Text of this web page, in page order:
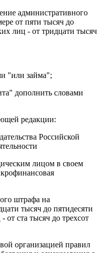
административного
от пяти тысяч до
лиц - от тридцати тысяч
"или займа";
дополнить словами
редакции:
Российской
лицом в своем
штрафа на
тысяч до пятидесяти
ста тысяч до трехсот
организацией правил